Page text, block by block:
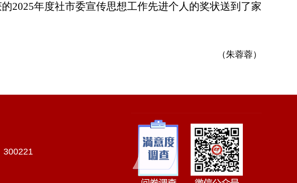
2025年度社市委宣传思想工作先进个人的奖状送到了家
（朱蓉蓉）
300221